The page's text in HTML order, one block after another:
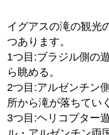
イグアスの滝の観光
つあります。
1つ目:ブラジル側の
ら眺める。
2つ目:アルゼンチン
所から滝が落ちてい
3つ目:ヘリコプター